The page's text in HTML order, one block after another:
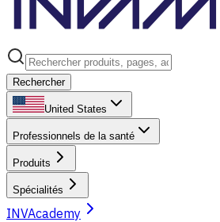
Rechercher
United States
Professionnels de la santé
Produits
Spécialités
INVAcademy